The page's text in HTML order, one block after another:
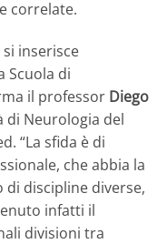
correlate.
inserisce
Scuola di
il professor Diego
di Neurologia del
“La sfida è di
che abbia la
di discipline diverse,
infatti il
divisioni tra